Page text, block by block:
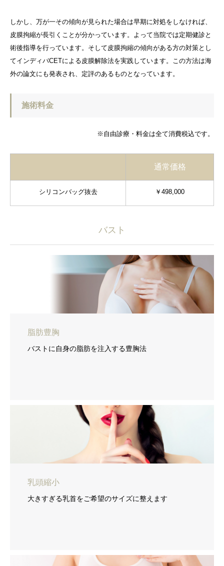
しかし、万が一その傾向が見られた場合は早期に対処をしなければ、
皮膜拘縮が長引くことが分かっています。よって当院では定期健診と
術後指導を行っています。そして皮膜拘縮の傾向がある方の対策とし
てインディバCETによる皮膜解除法を実践しています。この方法は海
外の論文にも発表され、定評のあるものとなっています。
施術料金
※自由診療・料金は全て消費税込です。
通常価格
シリコンバッグ抜去 ￥498,000
バスト
脂肪豊胸
バストに自身の脂肪を注入する豊胸法
乳頭縮小
大きすぎる乳首をご希望のサイズに整えます